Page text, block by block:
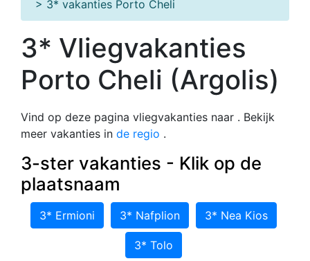
> 3* vakanties Porto Cheli
3* Vliegvakanties
Porto Cheli (Argolis)
Vind op deze pagina vliegvakanties naar . Bekijk
meer vakanties in de regio .
3-ster vakanties - Klik op de
plaatsnaam
3* Ermioni 3* Nafplion 3* Nea Kios
3* Tolo